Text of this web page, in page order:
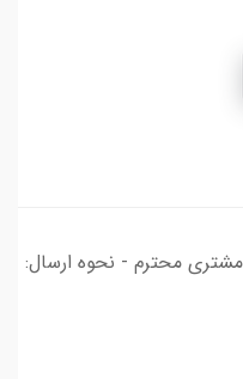
با مشتری محترم - نحوه ارسال: